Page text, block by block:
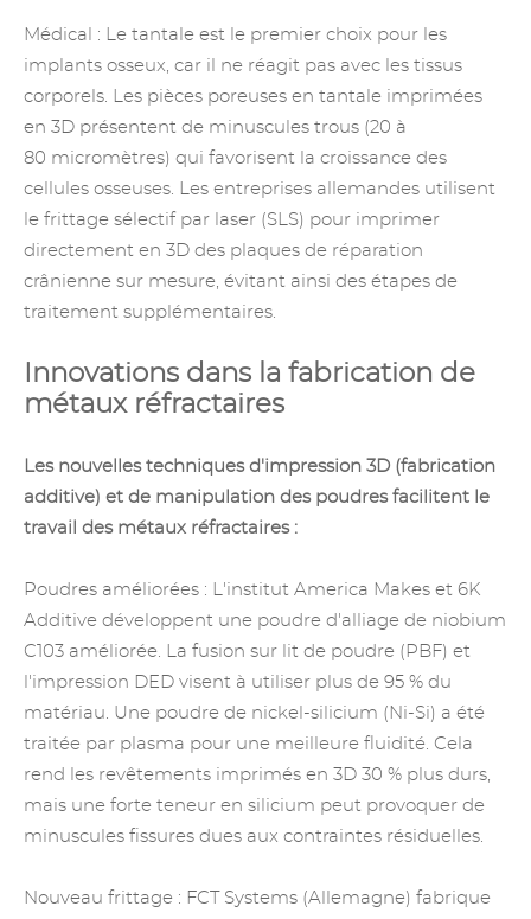
Médical : Le tantale est le premier choix pour les
implants osseux, car il ne réagit pas avec les tissus
corporels. Les pièces poreuses en tantale imprimées
en 3D présentent de minuscules trous (20 à
80 micromètres) qui favorisent la croissance des
cellules osseuses. Les entreprises allemandes utilisent
le frittage sélectif par laser (SLS) pour imprimer
directement en 3D des plaques de réparation
crânienne sur mesure, évitant ainsi des étapes de
traitement supplémentaires.
Innovations dans la fabrication de
métaux réfractaires
Les nouvelles techniques d'impression 3D (fabrication
additive) et de manipulation des poudres facilitent le
travail des métaux réfractaires :
Poudres améliorées : L'institut America Makes et 6K
Additive développent une poudre d'alliage de niobium
C103 améliorée. La fusion sur lit de poudre (PBF) et
l'impression DED visent à utiliser plus de 95 % du
matériau. Une poudre de nickel-silicium (Ni-Si) a été
traitée par plasma pour une meilleure fluidité. Cela
rend les revêtements imprimés en 3D 30 % plus durs,
mais une forte teneur en silicium peut provoquer de
minuscules fissures dues aux contraintes résiduelles.
Nouveau frittage : FCT Systems (Allemagne) fabrique